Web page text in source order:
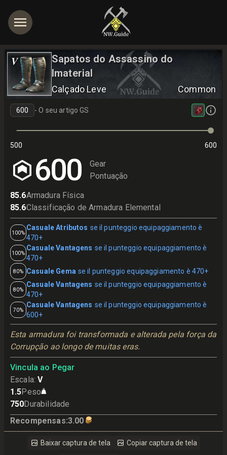
V
Sapatos do Assassino do
Imaterial
Calçado Leve Common
-O seu artigo GS
500 600
600
Gear
Pontuação
85.6Armadura Física
85.6Classificação de Armadura Elemental
100%
Casuale Atributos se il punteggio equipaggiamento è
470+
100%
Casuale Vantagens se il punteggio equipaggiamento è
470+
80% Casuale Gema se il punteggio equipaggiamento è 470+
80%
Casuale Vantagens se il punteggio equipaggiamento è
470+
70%
Casuale Vantagens se il punteggio equipaggiamento è
600+
Esta armadura foi transformada e alterada pela força da
Corrupção ao longo de muitas eras.
Vincula ao Pegar
Escala: V
1.5Peso
750Durabilidade
Recompensas:3.00
Baixar captura de tela Copiar captura de tela